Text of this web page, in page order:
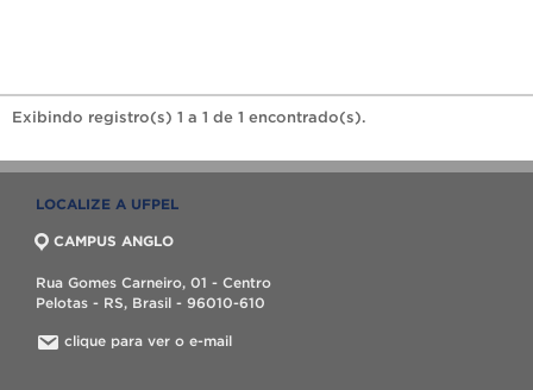
Exibindo registro(s) 1 a 1 de 1 encontrado(s).
LOCALIZE A UFPEL
CAMPUS ANGLO
Rua Gomes Carneiro, 01 - Centro
Pelotas - RS, Brasil - 96010-610
clique para ver o e-mail